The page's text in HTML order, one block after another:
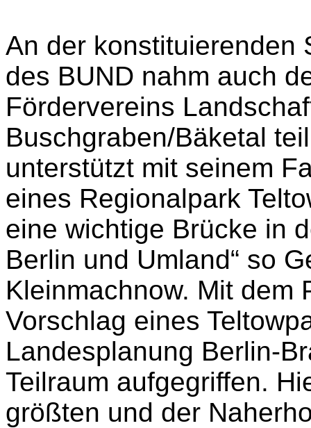
An der konstituierenden
des BUND nahm auch
Fördervereins
Buschgraben/Bäketal
unterstützt mit seinem
eines Regionalpark
eine wichtige Brücke in
Berlin und Umland“ so
Kleinmachnow. Mit dem
Vorschlag eines
Landesplanung Berlin-
Teilraum aufgegriffen.
größten und der